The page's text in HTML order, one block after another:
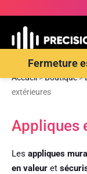
Fermeture
Accueil>Boutique>
extérieures
Appliques
Les appliques
en valeur et